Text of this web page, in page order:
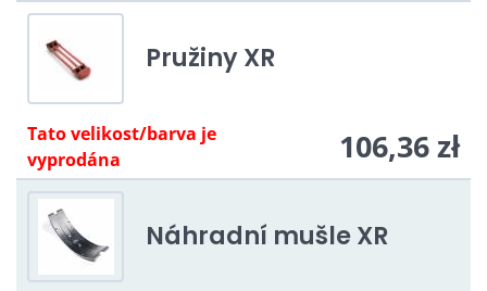
Pružiny XR
Tato velikost/barva je
vyprodána
106,36 zł
Náhradní mušle XR